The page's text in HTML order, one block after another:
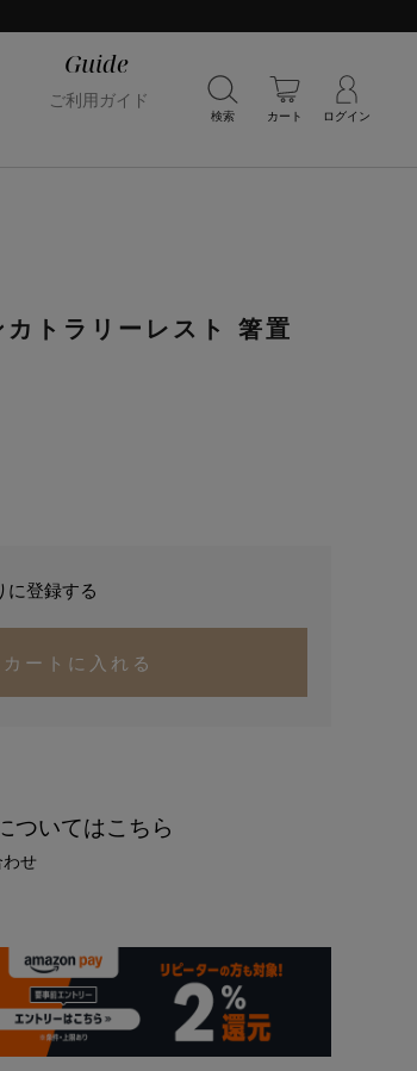
Guide
ご利用ガイド
検索 カート ログイン
トラリーレスト 箸置
に登録する
カートに入れる
ついてはこちら
わせ